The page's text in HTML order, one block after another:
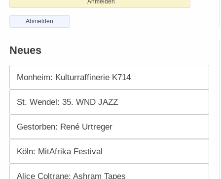
Anmelden
Abmelden
Neues
Monheim: Kulturraffinerie K714
St. Wendel: 35. WND JAZZ
Gestorben: René Urtreger
Köln: MitAfrika Festival
Alice Coltrane: Ashram Tapes